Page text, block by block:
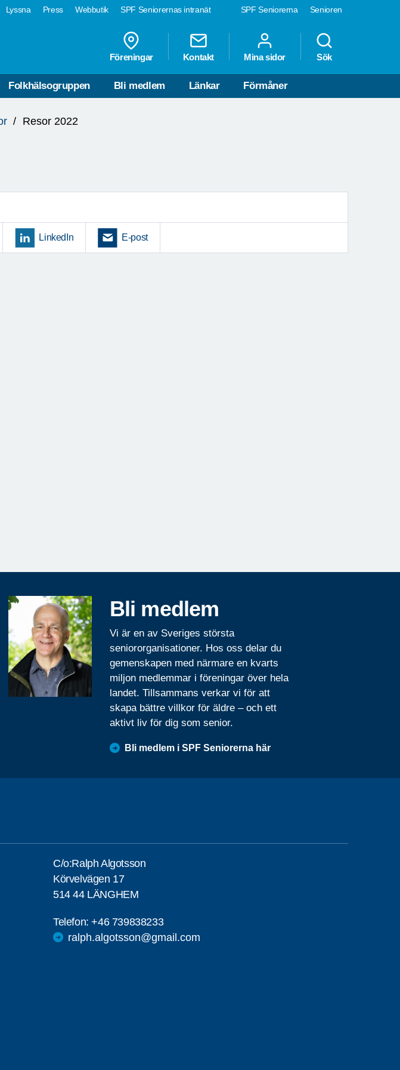
SPF Seniorerna Senioren
Lyssna Press Webbutik SPF Seniorernas intranät
Föreningar Kontakt Mina sidor Sök
Folkhälsogruppen Bli medlem Länkar Förmåner
Resor 2022
LinkedIn E-post
Bli medlem
Vi är en av Sveriges största
seniororganisationer. Hos oss delar du
gemenskapen med närmare en kvarts
miljon medlemmar i föreningar över hela
landet. Tillsammans verkar vi för att
skapa bättre villkor för äldre – och ett
aktivt liv för dig som senior.
Bli medlem i SPF Seniorerna här
C/o:Ralph Algotsson
Körvelvägen 17
514 44 LÄNGHEM
Telefon:+46 739838233
ralph.algotsson@gmail.com